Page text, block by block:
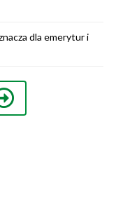
dla emerytur i